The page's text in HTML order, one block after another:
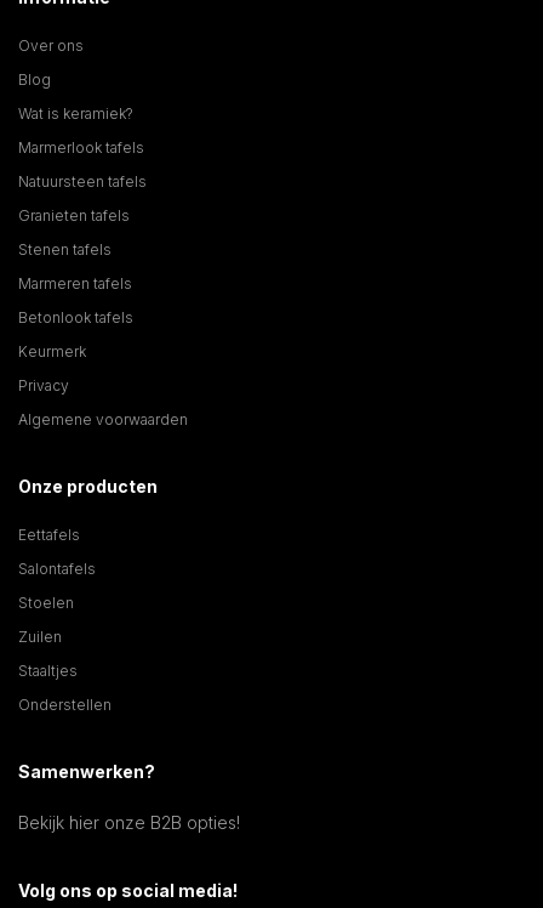
Over ons
Blog
Wat is keramiek?
Marmerlook tafels
Natuursteen tafels
Granieten tafels
Stenen tafels
Marmeren tafels
Betonlook tafels
Keurmerk
Privacy
Algemene voorwaarden
Onze producten
Eettafels
Salontafels
Stoelen
Zuilen
Staaltjes
Onderstellen
Samenwerken?
Bekijk hier onze B2B opties!
Volg ons op social media!